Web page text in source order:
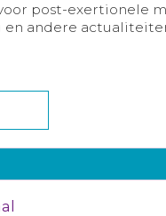
post-exertionele
en andere